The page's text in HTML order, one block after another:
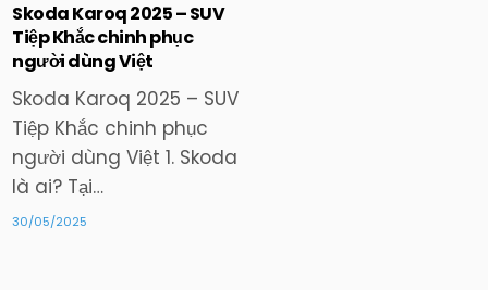
Skoda Karoq 2025 – SUV
Tiệp Khắc chinh phục
người dùng Việt
Skoda Karoq 2025 – SUV
Tiệp Khắc chinh phục
người dùng Việt 1. Skoda
là ai? Tại…
30/05/2025